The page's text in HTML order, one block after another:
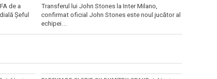
de a
Șeful
Transferul lui John Stones la Inter Milano,
confirmat oficial John Stones este noul jucător al
echipei...